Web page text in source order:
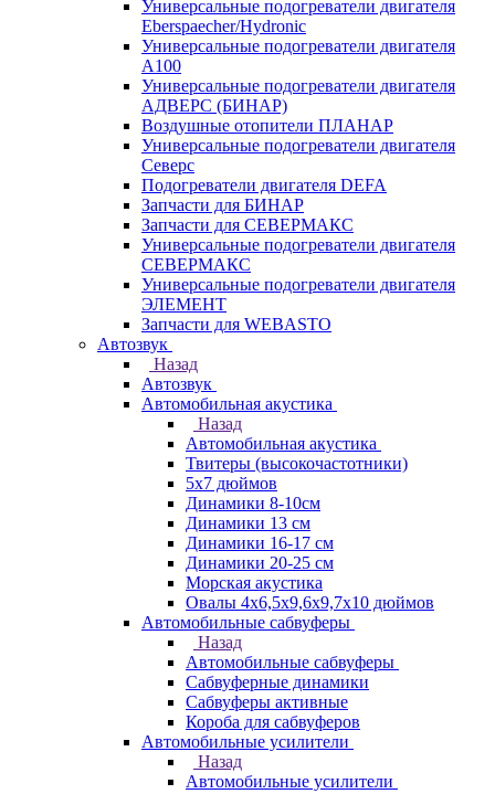
Универсальные подогреватели двигателя
Eberspaecher/Hydronic
Универсальные подогреватели двигателя
A100
Универсальные подогреватели двигателя
АДВЕРС (БИНАР)
Воздушные отопители ПЛАНАР
Универсальные подогреватели двигателя
Северс
Подогреватели двигателя DEFA
Запчасти для БИНАР
Запчасти для СЕВЕРМАКС
Универсальные подогреватели двигателя
СЕВЕРМАКС
Универсальные подогреватели двигателя
ЭЛЕМЕНТ
Запчасти для WEBASTO
Автозвук
Назад
Автозвук
Автомобильная акустика
Назад
Автомобильная акустика
Твитеры (высокочастотники)
5x7 дюймов
Динамики 8-10см
Динамики 13 см
Динамики 16-17 см
Динамики 20-25 см
Морская акустика
Овалы 4х6,5х9,6x9,7х10 дюймов
Автомобильные сабвуферы
Назад
Автомобильные сабвуферы
Сабвуферные динамики
Сабвуферы активные
Короба для сабвуферов
Автомобильные усилители
Назад
Автомобильные усилители